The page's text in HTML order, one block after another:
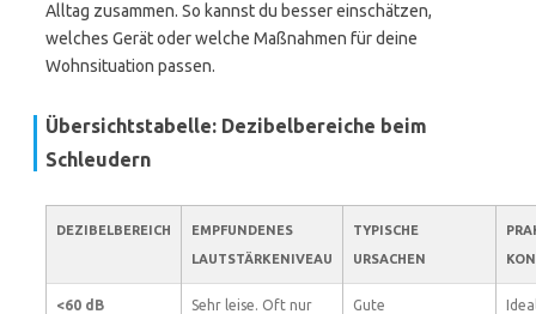
Alltag zusammen. So kannst du besser einschätzen,
welches Gerät oder welche Maßnahmen für deine
Wohnsituation passen.
Übersichtstabelle: Dezibelbereiche beim
Schleudern
DEZIBELBEREICH
EMPFUNDENES
LAUTSTÄRKENIVEAU
TYPISCHE
URSACHEN
<60 dB
Sehr leise. Oft nur
Gute